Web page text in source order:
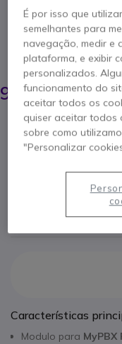
Referência produto:
Faça e receba
analógica mesmo
POUPE 29,00 €
128,95 €
99,95 € s/iva -
Qtd
em stock
Características
Modulo para MyPBX
É por isso que
semelhantes para
navegação, medir e
plataforma, e exibir
personalizados.
funcionamento do
aceitar todos os
quiser aceitar todos
sobre como
"Personalizar